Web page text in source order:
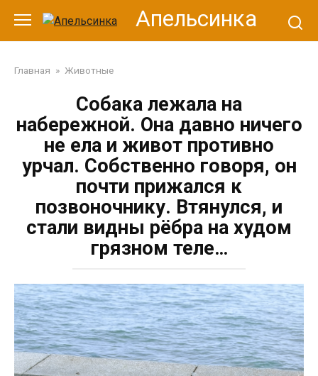
контенту
Апельсинка
Главная » Животные
Собака лежала на
набережной. Она давно ничего
не ела и живот противно
урчал. Собственно говоря, он
почти прижался к
позвоночнику. Втянулся, и
стали видны рёбра на худом
грязном теле…